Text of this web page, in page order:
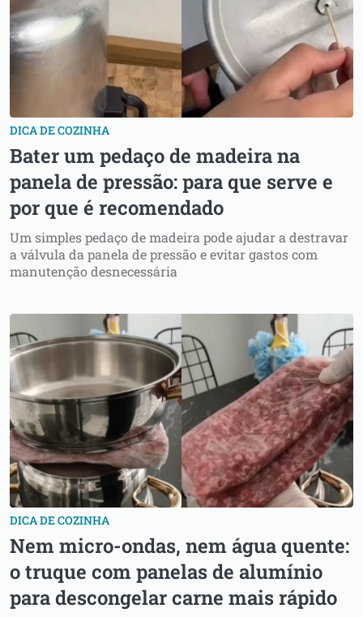
DICA DE COZINHA
Bater um pedaço de madeira na
panela de pressão: para que serve e
por que é recomendado
Um simples pedaço de madeira pode ajudar a destravar
a válvula da panela de pressão e evitar gastos com
manutenção desnecessária
DICA DE COZINHA
Nem micro-ondas, nem água quente:
o truque com panelas de alumínio
para descongelar carne mais rápido